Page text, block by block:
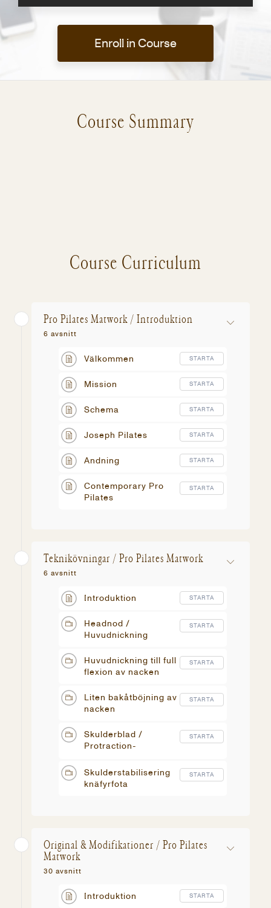
Enroll in Course
Course Summary
Course Curriculum
Pro Pilates Matwork / Introduktion
6 avsnitt
Välkommen STARTA
Mission STARTA
Schema STARTA
Joseph Pilates STARTA
Andning STARTA
Contemporary Pro
Pilates
STARTA
Teknikövningar / Pro Pilates Matwork
6 avsnitt
Introduktion STARTA
Headnod /
Huvudnickning
STARTA
Huvudnickning till full
flexion av nacken
STARTA
Liten bakåtböjning av
nacken
STARTA
Skulderblad /
Protraction-
STARTA
Skulderstabilisering
knäfyrfota
STARTA
Original & Modifikationer / Pro Pilates
Matwork
30 avsnitt
Introduktion STARTA